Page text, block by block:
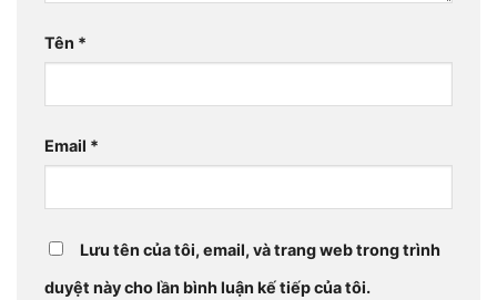
Tên *
Email *
Lưu tên của tôi, email, và trang web trong trình
duyệt này cho lần bình luận kế tiếp của tôi.